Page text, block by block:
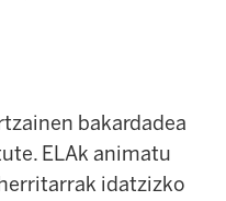
bakardadea
ELAk animatu
idatzizko